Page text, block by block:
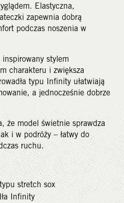
Elastyczna,
zapewnia dobrą
podczas noszenia w
inspirowany stylem
charakteru i zwiększa
typu Infinity ułatwiają
a jednocześnie dobrze
że model świetnie sprawdza
i w podróży – łatwy do
ruchu.
stretch sox
Infinity